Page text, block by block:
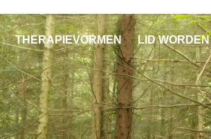
THERAPIEVORMEN LID WORDEN